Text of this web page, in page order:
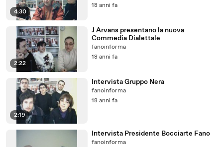
4:30
18 anni fa
2:22
J Arvans presentano la nuova
Commedia Dialettale
fanoinforma
18 anni fa
2:19
Intervista Gruppo Nera
fanoinforma
18 anni fa
Intervista Presidente Bocciarte Fano
fanoinforma